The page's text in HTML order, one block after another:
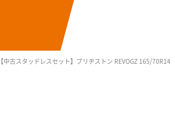
【中古スタッドレスセット】ブリヂストン REVOGZ 165/